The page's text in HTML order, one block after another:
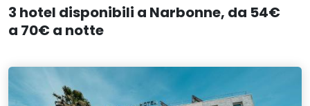
3 hotel disponibili a Narbonne, da 54€
a 70€ a notte